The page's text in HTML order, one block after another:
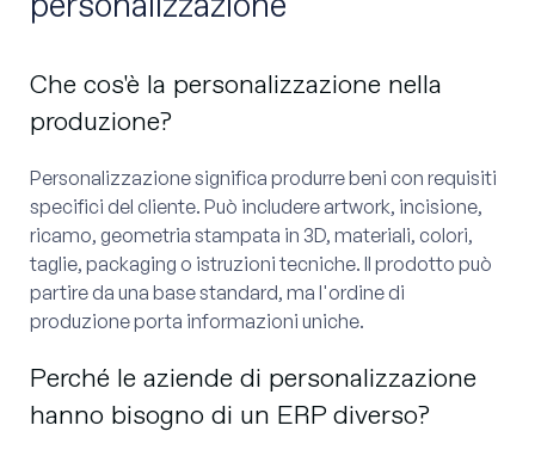
Che cos'è la personalizzazione nella
produzione?
Personalizzazione significa produrre beni con requisiti
specifici del cliente. Può includere artwork, incisione,
ricamo, geometria stampata in 3D, materiali, colori,
taglie, packaging o istruzioni tecniche. Il prodotto può
partire da una base standard, ma l'ordine di
produzione porta informazioni uniche.
Perché le aziende di personalizzazione
hanno bisogno di un ERP diverso?